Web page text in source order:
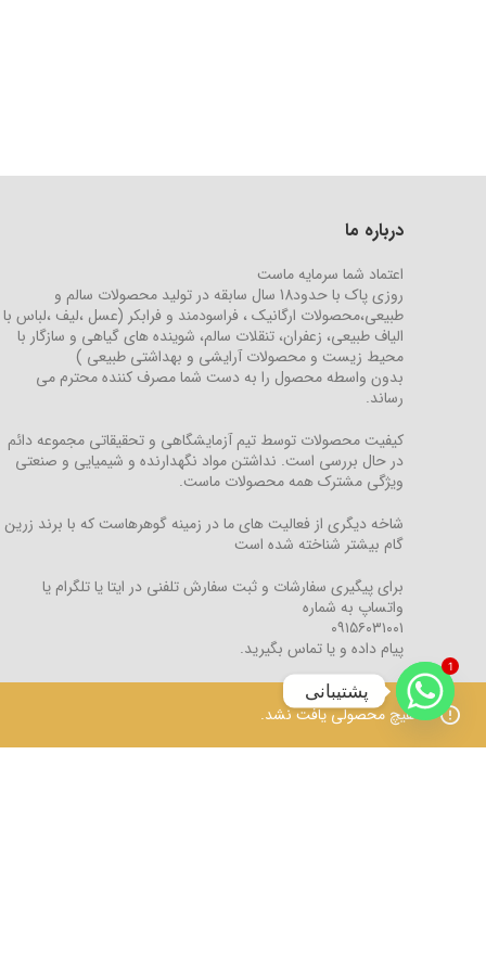
هیچ محصولی یافت نشد.
درباره ما
اعتماد شما سرمایه ماست
روزی پاک با حدود18 سال سابقه در تولید محصولات سالم و
طبیعی،محصولات ارگانیک ، فراسودمند و فرابکر (عسل ،لیف ،لباس با
الیاف طبیعی، زعفران، تنقلات سالم، شوینده های گیاهی و سازگار با
محیط زیست و محصولات آرایشی و بهداشتی طبیعی )
بدون واسطه محصول را به دست شما مصرف کننده محترم می
رساند.
کیفیت محصولات توسط تیم آزمایشگاهی و تحقیقاتی مجموعه دائم
در حال بررسی است. نداشتن مواد نگهدارنده و شیمیایی و صنعتی
ویژگی مشترک همه محصولات ماست.
شاخه دیگری از فعالیت های ما در زمینه گوهرهاست که با برند زرین
گام بیشتر شناخته شده است
برای پیگیری سفارشات و ثبت سفارش تلفنی در ایتا یا تلگرام یا
واتساپ به شماره
۰۹۱۵۶۰۳۱۰۰۱
پیام داده و یا تماس بگیرید.
(فقط ساعت 9 صبح تا 6 عصر)
1
پشتیبانی